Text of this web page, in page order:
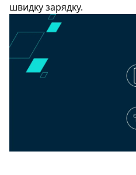
швидку зарядку.